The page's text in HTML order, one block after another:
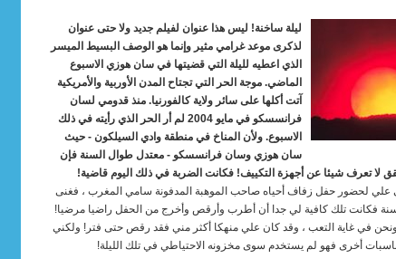
ليلة ساخنة! ليس هذا عنوان لفيلم جديد ولا حتى عنوان
لذكرى موعد غرامي مثير وإنما هو الوصف البسيط الميسر
الذي اعطيه لليلة التي قضيتها في سان هوزي الاسبوع
الماضي. موجة الحر التي تجتاح المدن الأوربية والأمريكية
آتت أكلها على سائر ولاية كالفورنيا. منذ قدومي لسان
فرانسسكو في مايو 2004 لم أر الحر الذي رأيته في ذلك
الاسبوع. ولأن المناخ في منطقة وادي السيلكون - حيث
سان هوزي وسان فرانسسكو - معتدل طوال السنة فإن
لا تعرف شيئا عن أجهزة التكييف! فكانت الضربة في ذلك اليوم قاضية!
علي لحضور حفل زفاف أحياه صاحب الموهبة المدفونة سامي المغرب ، فغنى
ليه بتسأل ، 19 سنة فكانت تلك كافية لي جدا أن أطرب وأرقص وأخرج من الحفل راضيا مرضيا!
في غاية التعب ، وقد كان علي منهكا أكثر مني فقد رقص حتى فتر! ولكني
أخرى فهو لم يستخدم سوى مخزونه الاحتياطي في تلك الليلة!